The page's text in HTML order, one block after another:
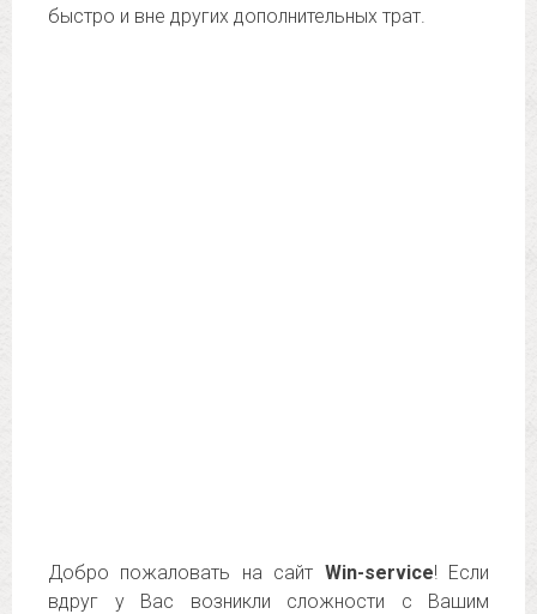
быстро и вне других дополнительных трат.
Добро пожаловать на сайт Win-service! Если
вдруг у Вас возникли сложности с Вашим